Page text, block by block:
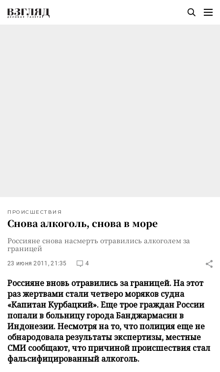
ПРОИСШЕСТВИЯ
Снова алкоголь, снова в море
Россияне снова насмерть отравились алкоголем за
границей
23 июня 2011, 21:35 4
Россияне вновь отравились за границей. На этот
раз жертвами стали четверо моряков судна
«Капитан Курбацкий». Еще трое граждан России
попали в больницу города Банджармасин в
Индонезии. Несмотря на то, что полиция еще не
обнародовала результаты экспертизы, местные
СМИ сообщают, что причиной происшествия стал
фальсифицированный алкоголь.